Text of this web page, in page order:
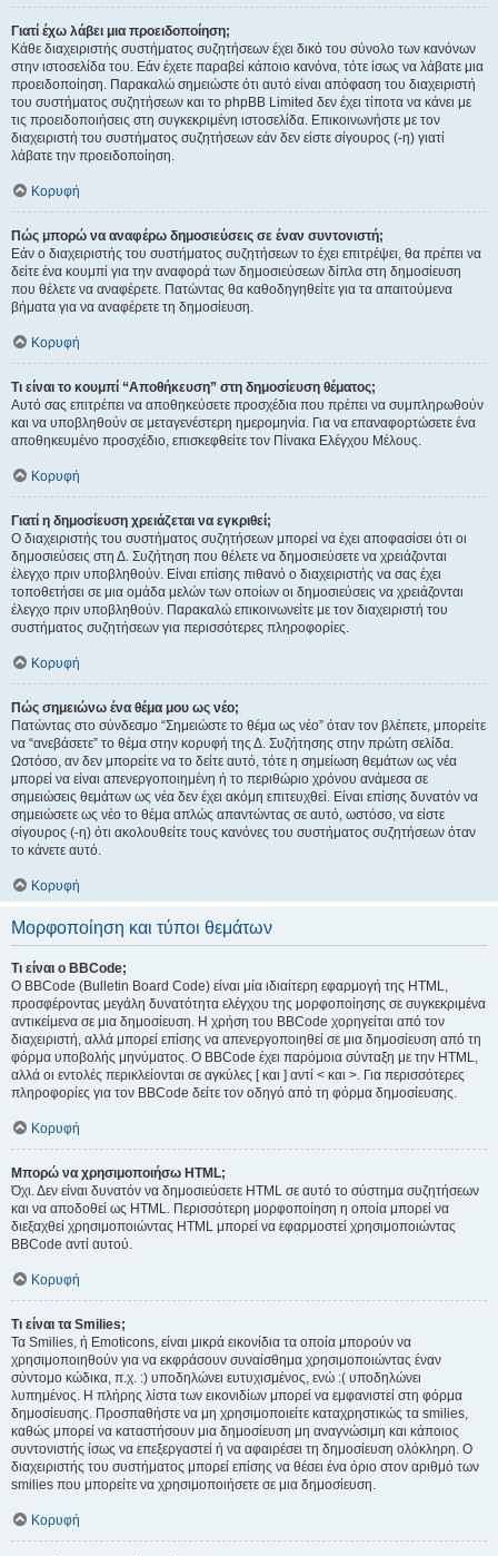
Γιατί έχω λάβει μια προειδοποίηση;
Κάθε διαχειριστής συστήματος συζητήσεων έχει δικό του σύνολο των κανόνων
στην ιστοσελίδα του. Εάν έχετε παραβεί κάποιο κανόνα, τότε ίσως να λάβατε μια
προειδοποίηση. Παρακαλώ σημειώστε ότι αυτό είναι απόφαση του διαχειριστή
του συστήματος συζητήσεων και το phpBB Limited δεν έχει τίποτα να κάνει με
τις προειδοποιήσεις στη συγκεκριμένη ιστοσελίδα. Επικοινωνήστε με τον
διαχειριστή του συστήματος συζητήσεων εάν δεν είστε σίγουρος (-η) γιατί
λάβατε την προειδοποίηση.
Κορυφή
Πώς μπορώ να αναφέρω δημοσιεύσεις σε έναν συντονιστή;
Εάν ο διαχειριστής του συστήματος συζητήσεων το έχει επιτρέψει, θα πρέπει να
δείτε ένα κουμπί για την αναφορά των δημοσιεύσεων δίπλα στη δημοσίευση
που θέλετε να αναφέρετε. Πατώντας θα καθοδηγηθείτε για τα απαιτούμενα
βήματα για να αναφέρετε τη δημοσίευση.
Κορυφή
Τι είναι το κουμπί “Αποθήκευση” στη δημοσίευση θέματος;
Αυτό σας επιτρέπει να αποθηκεύσετε προσχέδια που πρέπει να συμπληρωθούν
και να υποβληθούν σε μεταγενέστερη ημερομηνία. Για να επαναφορτώσετε ένα
αποθηκευμένο προσχέδιο, επισκεφθείτε τον Πίνακα Ελέγχου Μέλους.
Κορυφή
Γιατί η δημοσίευση χρειάζεται να εγκριθεί;
Ο διαχειριστής του συστήματος συζητήσεων μπορεί να έχει αποφασίσει ότι οι
δημοσιεύσεις στη Δ. Συζήτηση που θέλετε να δημοσιεύσετε να χρειάζονται
έλεγχο πριν υποβληθούν. Είναι επίσης πιθανό ο διαχειριστής να σας έχει
τοποθετήσει σε μια ομάδα μελών των οποίων οι δημοσιεύσεις να χρειάζονται
έλεγχο πριν υποβληθούν. Παρακαλώ επικοινωνείτε με τον διαχειριστή του
συστήματος συζητήσεων για περισσότερες πληροφορίες.
Κορυφή
Πώς σημειώνω ένα θέμα μου ως νέο;
Πατώντας στο σύνδεσμο “Σημειώστε το θέμα ως νέο” όταν τον βλέπετε, μπορείτε
να “ανεβάσετε” το θέμα στην κορυφή της Δ. Συζήτησης στην πρώτη σελίδα.
Ωστόσο, αν δεν μπορείτε να το δείτε αυτό, τότε η σημείωση θεμάτων ως νέα
μπορεί να είναι απενεργοποιημένη ή το περιθώριο χρόνου ανάμεσα σε
σημειώσεις θεμάτων ως νέα δεν έχει ακόμη επιτευχθεί. Είναι επίσης δυνατόν να
σημειώσετε ως νέο το θέμα απλώς απαντώντας σε αυτό, ωστόσο, να είστε
σίγουρος (-η) ότι ακολουθείτε τους κανόνες του συστήματος συζητήσεων όταν
το κάνετε αυτό.
Κορυφή
Μορφοποίηση και τύποι θεμάτων
Τι είναι ο BBCode;
Ο BBCode (Bulletin Board Code) είναι μία ιδιαίτερη εφαρμογή της HTML,
προσφέροντας μεγάλη δυνατότητα ελέγχου της μορφοποίησης σε συγκεκριμένα
αντικείμενα σε μια δημοσίευση. Η χρήση του BBCode χορηγείται από τον
διαχειριστή, αλλά μπορεί επίσης να απενεργοποιηθεί σε μια δημοσίευση από τη
φόρμα υποβολής μηνύματος. Ο BBCode έχει παρόμοια σύνταξη με την HTML,
αλλά οι εντολές περικλείονται σε αγκύλες [ και ] αντί < και >. Για περισσότερες
πληροφορίες για τον BBCode δείτε τον οδηγό από τη φόρμα δημοσίευσης.
Κορυφή
Μπορώ να χρησιμοποιήσω HTML;
Όχι. Δεν είναι δυνατόν να δημοσιεύσετε HTML σε αυτό το σύστημα συζητήσεων
και να αποδοθεί ως HTML. Περισσότερη μορφοποίηση η οποία μπορεί να
διεξαχθεί χρησιμοποιώντας HTML μπορεί να εφαρμοστεί χρησιμοποιώντας
BBCode αντί αυτού.
Κορυφή
Τι είναι τα Smilies;
Τα Smilies, ή Emoticons, είναι μικρά εικονίδια τα οποία μπορούν να
χρησιμοποιηθούν για να εκφράσουν συναίσθημα χρησιμοποιώντας έναν
σύντομο κώδικα, π.χ. :) υποδηλώνει ευτυχισμένος, ενώ :( υποδηλώνει
λυπημένος. Η πλήρης λίστα των εικονιδίων μπορεί να εμφανιστεί στη φόρμα
δημοσίευσης. Προσπαθήστε να μη χρησιμοποιείτε καταχρηστικώς τα smilies,
καθώς μπορεί να καταστήσουν μια δημοσίευση μη αναγνώσιμη και κάποιος
συντονιστής ίσως να επεξεργαστεί ή να αφαιρέσει τη δημοσίευση ολόκληρη. Ο
διαχειριστής του συστήματος μπορεί επίσης να θέσει ένα όριο στον αριθμό των
smilies που μπορείτε να χρησιμοποιήσετε σε μια δημοσίευση.
Κορυφή